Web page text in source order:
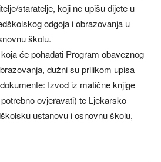
staratelje, koji ne upišu dijete u
odgoja i obrazovanja u
školu.
će pohađati Program obaveznog
dužni su prilikom upisa
Izvod iz matične knjige
ovjeravati) te Ljekarsko
ustanovu i osnovnu školu,